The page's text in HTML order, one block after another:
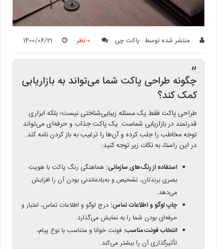
منتشر شده توسط : پاکت چی 0 نظر 1400/06/21
”
چگونه طراحی پاکت شما می‌تواند به بازاریابی
کمک کند؟
طراحی پاکت فقط یک مسئله زیبایی‌شناختی نیست؛ بلکه ابزاری
قدرتمند در بازاریابی شماست. یک پاکت جذاب و حرفه‌ای می‌تواند
توجه مخاطب را جلب کرده و آن‌ها را ترغیب به باز کردن نامه کند.
در این راستا، به نکات زیر توجه کنید:
استفاده از رنگ‌های سازمانی: هماهنگی رنگ پاکت با هویت
بصری برندتان، تشخیص و به‌یادماندنی بودن آن را افزایش
می‌دهد.
چاپ لوگو و اطلاعات تماس: درج لوگو و اطلاعات تماس، اعتبار و
حرفه‌ای بودن شما را به نمایش می‌گذارد.
انتخاب فونت مناسب: فونت خوانا و متناسب با نوع پیام،
تأثیرگذاری آن را بیشتر می‌کند.